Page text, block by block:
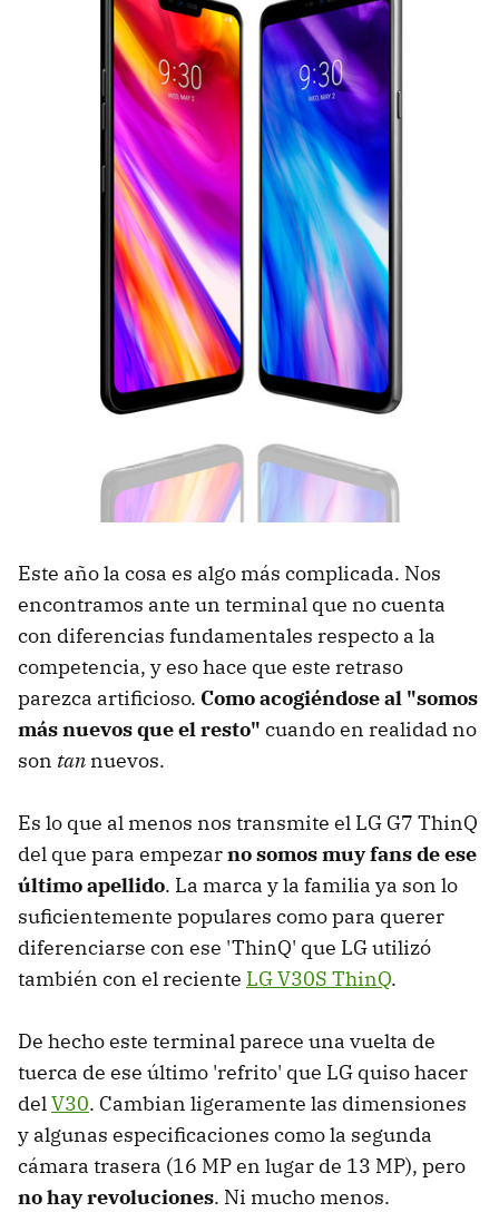
Este año la cosa es algo más complicada. Nos
encontramos ante un terminal que no cuenta
con diferencias fundamentales respecto a la
competencia, y eso hace que este retraso
parezca artificioso. Como acogiéndose al "somos
más nuevos que el resto" cuando en realidad no
son tan nuevos.
Es lo que al menos nos transmite el LG G7 ThinQ
del que para empezarno somos muy fans de ese
último apellido. La marca y la familia ya son lo
suficientemente populares como para querer
diferenciarse con ese 'ThinQ' que LG utilizó
también con el reciente LG V30S ThinQ.
De hecho este terminal parece una vuelta de
tuerca de ese último 'refrito' que LG quiso hacer
delV30. Cambian ligeramente las dimensiones
y algunas especificaciones como la segunda
cámara trasera (16 MP en lugar de 13 MP), pero
no hay revoluciones. Ni mucho menos.